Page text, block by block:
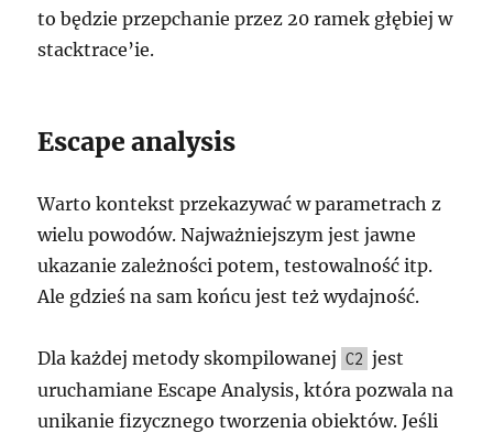
to będzie przepchanie przez 20 ramek głębiej w
stacktrace’ie.
Escape analysis
Warto kontekst przekazywać w parametrach z
wielu powodów. Najważniejszym jest jawne
ukazanie zależności potem, testowalność itp.
Ale gdzieś na sam końcu jest też wydajność.
Dla każdej metody skompilowanej C2 jest
uruchamiane Escape Analysis, która pozwala na
unikanie fizycznego tworzenia obiektów. Jeśli